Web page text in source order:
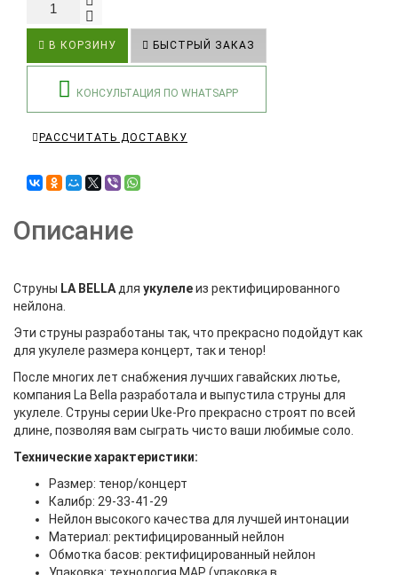
В КОРЗИНУ БЫСТРЫЙ ЗАКАЗ
КОНСУЛЬТАЦИЯ ПО WHATSAPP
РАССЧИТАТЬ ДОСТАВКУ
Описание
Струны LA BELLAдля укулелеиз ректифицированного
нейлона.
Эти струны разработаны так, что прекрасно подойдут как
для укулеле размера концерт, так и тенор!
После многих лет снабжения лучших гавайских лютье,
компания La Bella разработала и выпустила струны для
укулеле. Струны серии Uke-Pro прекрасно строят по всей
длине, позволяя вам сыграть чисто ваши любимые соло.
Технические характеристики:
Размер: тенор/концерт
Калибр: 29-33-41-29
Нейлон высокого качества для лучшей интонации
Материал: ректифицированный нейлон
Обмотка басов: ректифицированный нейлон